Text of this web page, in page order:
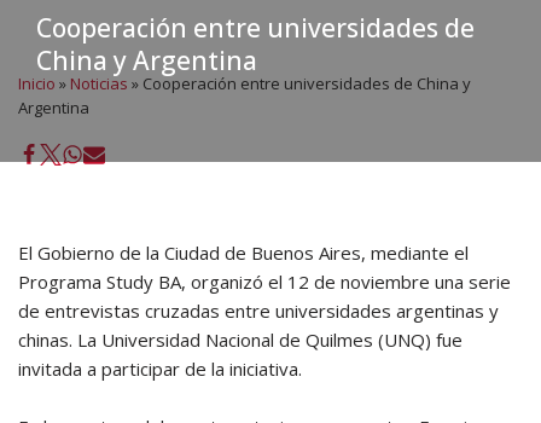
Cooperación entre universidades de
China y Argentina
Inicio » Noticias » Cooperación entre universidades de China y
Argentina
El Gobierno de la Ciudad de Buenos Aires, mediante el
Programa Study BA, organizó el 12 de noviembre una serie
de entrevistas cruzadas entre universidades argentinas y
chinas. La Universidad Nacional de Quilmes (UNQ) fue
invitada a participar de la iniciativa.